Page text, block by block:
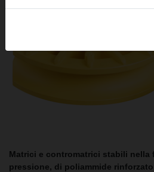
Matrici e contromatrici stabili nella
pressione, di poliammide